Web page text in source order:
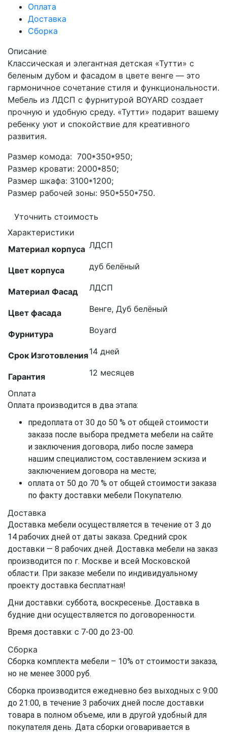
Оплата
Доставка
Сборка
Описание
Классическая и элегантная детская «Тутти» с
беленым дубом и фасадом в цвете венге — это
гармоничное сочетание стиля и функциональности.
Мебель из ЛДСП с фурнитурой BOYARD создает
прочную и удобную среду. «Тутти» подарит вашему
ребенку уют и спокойствие для креативного
развития.
Размер комода: 700*350*950;
Размер кровати: 2000*850;
Размер шкафа: 3100*1200;
Размер рабочей зоны: 950*550*750.
Уточнить стоимость
Характеристики
Материал корпуса ЛДСП
Цвет корпуса дуб белёный
Материал Фасад ЛДСП
Цвет фасада Венге, Дуб белёный
Фурнитура Boyard
Срок Изготовления14 дней
Гарантия 12 месяцев
Оплата
Оплата производится в два этапа:
предоплата от 30 до 50 % от общей стоимости
заказа после выбора предмета мебели на сайте
и заключения договора, либо после замера
нашим специалистом, составлением эскиза и
заключением договора на месте;
оплата от 50 до 70 % от общей стоимости заказа
по факту доставки мебели Покупателю.
Доставка
Доставка мебели осуществляется в течение от 3 до
14 рабочих дней от даты заказа. Средний срок
доставки — 8 рабочих дней. Доставка мебели на заказ
производится по г. Москве и всей Московской
области. При заказе мебели по индивидуальному
проекту доставка бесплатная!
Дни доставки: суббота, воскресенье. Доставка в
будние дни осуществляется по договоренности.
Время доставки: с 7-00 до 23-00.
Сборка
Сборка комплекта мебели – 10% от стоимости заказа,
но не менее 3000 руб.
Сборка производится ежедневно без выходных с 9:00
до 21:00, в течение 3 рабочих дней после доставки
товара в полном объеме, или в другой удобный для
покупателя день. Дата сборки оговаривается в